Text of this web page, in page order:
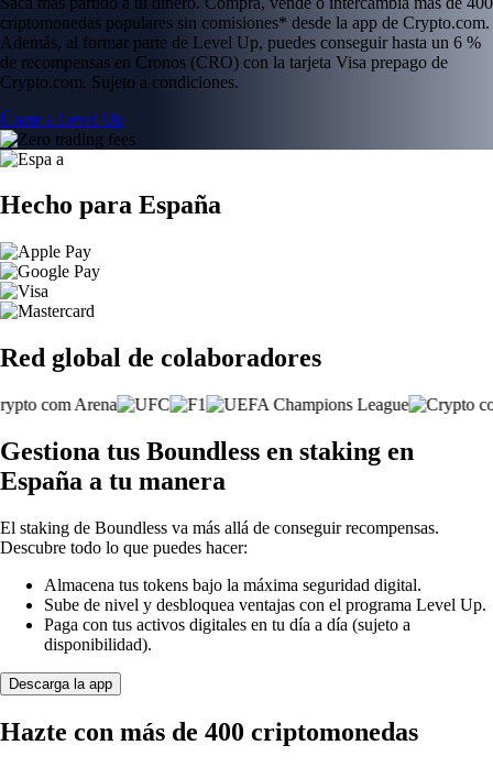
criptomonedas populares sin comisiones* desde la app de Crypto.com.
Además, al formar parte de Level Up, puedes conseguir hasta un 6 %
de recompensas en Cronos (CRO) con la tarjeta Visa prepago de
Crypto.com. Sujeto a condiciones.
Únete a Level Up
Hecho para España
Red global de colaboradores
Gestiona tus Boundless en staking en
España a tu manera
El staking de Boundless va más allá de conseguir recompensas.
Descubre todo lo que puedes hacer:
Almacena tus tokens bajo la máxima seguridad digital.
Sube de nivel y desbloquea ventajas con el programa Level Up.
Paga con tus activos digitales en tu día a día (sujeto a
disponibilidad).
Descarga la app
Hazte con más de 400 criptomonedas